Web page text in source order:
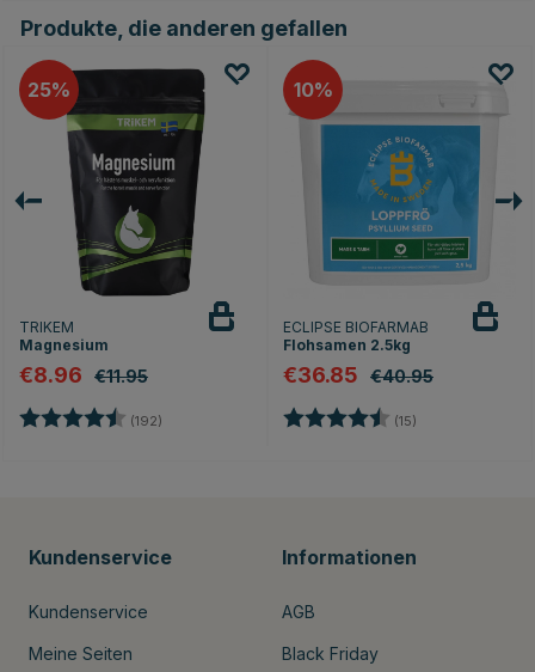
Produkte, die anderen gefallen
25
TRIKEM
Magnesium
€8.96 €11.95
Bewertung: (192) 4.7 von 5 Sternen
10
ECLIPSE BIOFARMAB
Flohsamen 2.5kg
€36.85 €40.95
Bewertung: (15)
Kundenservice
Kundenservice
Meine Seiten
Informationen
AGB
Black Friday